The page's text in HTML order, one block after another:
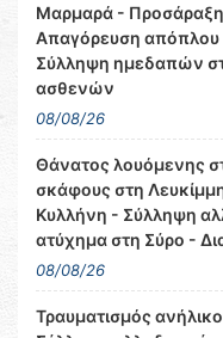
Μαρμαρά -
Απαγόρευση απόπλου
Σύλληψη ημεδαπών
ασθενών
08/08/26
Θάνατος λουόμενης
σκάφους στη
Κυλλήνη - Σύλληψη
ατύχημα στη Σύρο -
08/08/26
Τραυματισμός